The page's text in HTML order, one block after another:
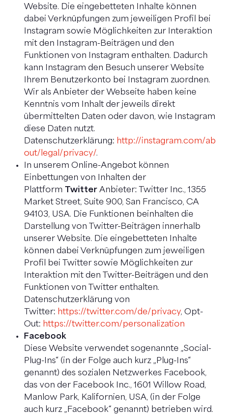
Website. Die eingebetteten Inhalte können
dabei Verknüpfungen zum jeweiligen Profil bei
Instagram sowie Möglichkeiten zur Interaktion
mit den Instagram-Beiträgen und den
Funktionen von Instagram enthalten. Dadurch
kann Instagram den Besuch unserer Website
Ihrem Benutzerkonto bei Instagram zuordnen.
Wir als Anbieter der Webseite haben keine
Kenntnis vom Inhalt der jeweils direkt
übermittelten Daten oder davon, wie Instagram
diese Daten nutzt.
Datenschutzerklärung: http://instagram.com/ab
out/legal/privacy/.
In unserem Online-Angebot können
Einbettungen von Inhalten der
Plattform
Twitter Anbieter: Twitter Inc., 1355
Market Street, Suite 900, San Francisco, CA
94103, USA. Die Funktionen beinhalten die
Darstellung von Twitter-Beiträgen innerhalb
unserer Website. Die eingebetteten Inhalte
können dabei Verknüpfungen zum jeweiligen
Profil bei Twitter sowie Möglichkeiten zur
Interaktion mit den Twitter-Beiträgen und den
Funktionen von Twitter enthalten.
Datenschutzerklärung von
Twitter: https://twitter.com/de/privacy, Opt-
Out: https://twitter.com/personalization
Facebook
Diese Website verwendet sogenannte „Social-
Plug-Ins“ (in der Folge auch kurz „Plug-Ins“
genannt) des sozialen Netzwerkes Facebook,
das von der Facebook Inc., 1601 Willow Road,
Manlow Park, Kalifornien, USA, (in der Folge
auch kurz „Facebook“ genannt) betrieben wird.